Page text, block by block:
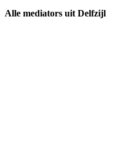
Alle mediators uit Delfzijl